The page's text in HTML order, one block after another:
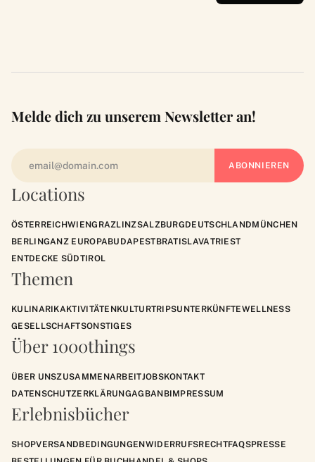
Locations
ÖSTERREICHWIENGRAZLINZSALZBURGDEUTSCHLANDMÜNCHEN
BERLINGANZ EUROPABUDAPESTBRATISLAVATRIEST
ENTDECKE SÜDTIROL
Themen
KULINARIKAKTIVITÄTENKULTURTRIPSUNTERKÜNFTEWELLNESS
GESELLSCHAFTSONSTIGES
Über 1000things
ÜBER UNSZUSAMMENARBEITJOBSKONTAKT
DATENSCHUTZERKLÄRUNGAGBANBIMPRESSUM
Erlebnisbücher
SHOPVERSANDBEDINGUNGENWIDERRUFSRECHTFAQSPRESSE
Melde dich zu unserem Newsletter an!